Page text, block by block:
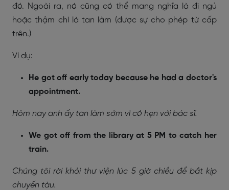
đó. Ngoài ra, nó cũng có thể mang nghĩa là đi ngủ
hoặc thậm chí là tan làm (được sự cho phép từ cấp
trên.)
Ví dụ:
He got off early today because he had a doctor's
appointment.
Hôm nay anh ấy tan làm sớm vì có hẹn với bác sĩ.
We got off from the library at 5 PM to catch her
train.
Chúng tôi rời khỏi thư viện lúc 5 giờ chiều để bắt kịp
chuyến tàu.